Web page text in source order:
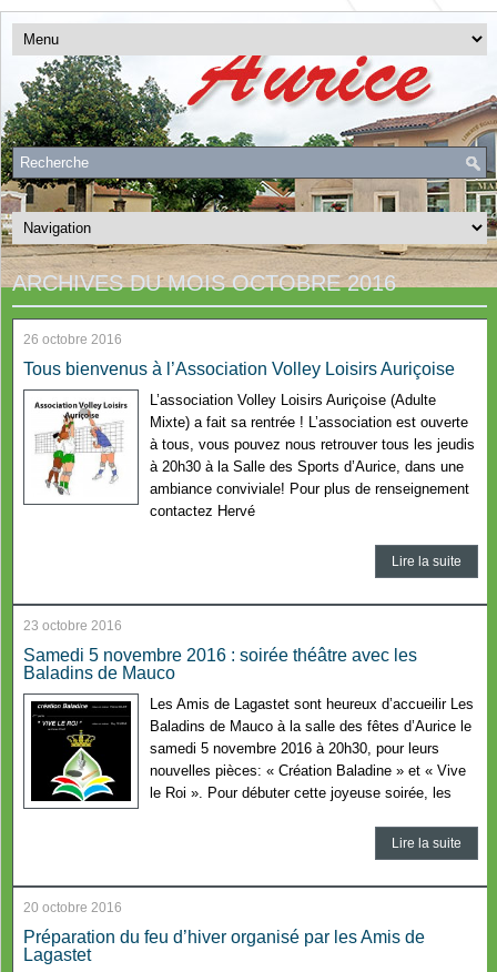
ARCHIVES DU MOISOCTOBRE 2016
26 octobre 2016
Tous bienvenus à l’Association Volley Loisirs Auriçoise
L’association Volley Loisirs Auriçoise (Adulte
Mixte) a fait sa rentrée ! L’association est ouverte
à tous, vous pouvez nous retrouver tous les jeudis
à 20h30 à la Salle des Sports d’Aurice, dans une
ambiance conviviale! Pour plus de renseignement
contactez Hervé
Lire la suite
23 octobre 2016
Samedi 5 novembre 2016 : soirée théâtre avec les
Baladins de Mauco
Les Amis de Lagastet sont heureux d’accueilir Les
Baladins de Mauco à la salle des fêtes d’Aurice le
samedi 5 novembre 2016 à 20h30, pour leurs
nouvelles pièces: « Création Baladine » et « Vive
le Roi ». Pour débuter cette joyeuse soirée, les
Lire la suite
20 octobre 2016
Préparation du feu d’hiver organisé par les Amis de
Lagastet